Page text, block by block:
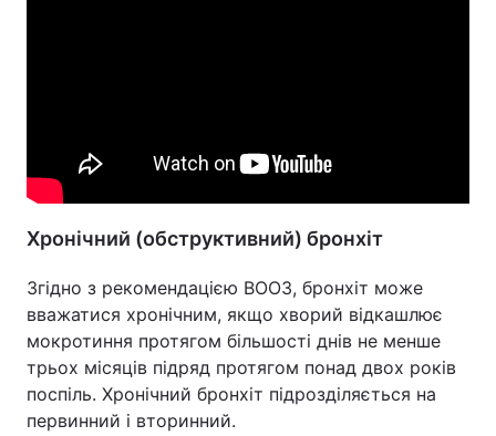
Хронічний (обструктивний) бронхіт
Згідно з рекомендацією ВООЗ, бронхіт може
вважатися хронічним, якщо хворий відкашлює
мокротиння протягом більшості днів не менше
трьох місяців підряд протягом понад двох років
поспіль. Хронічний бронхіт підрозділяється на
первинний і вторинний.